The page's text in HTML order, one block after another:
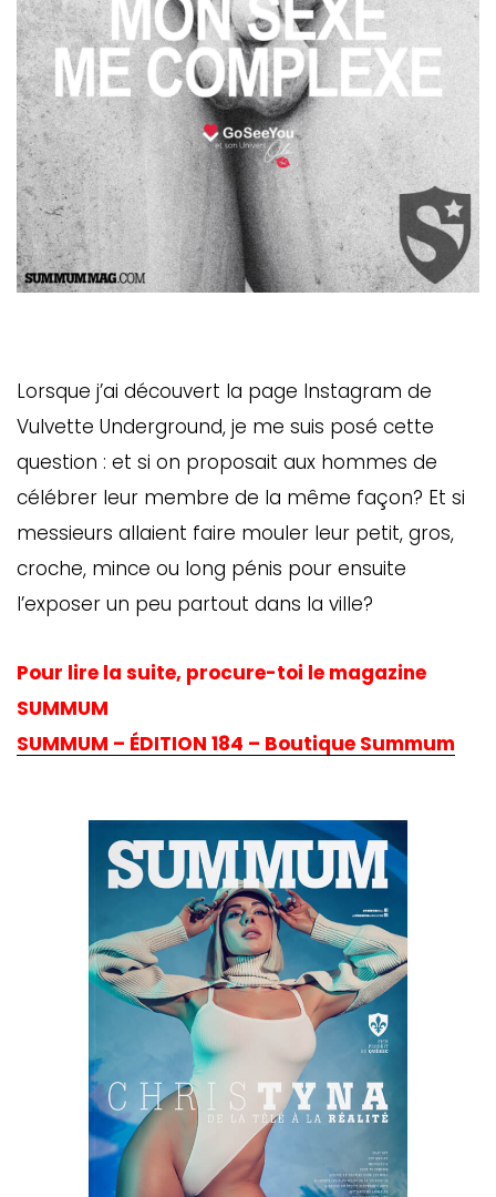
Lorsque j’ai découvert la page Instagram de
Vulvette Underground, je me suis posé cette
question : et si on proposait aux hommes de
célébrer leur membre de la même façon? Et si
messieurs allaient faire mouler leur petit, gros,
croche, mince ou long pénis pour ensuite
l’exposer un peu partout dans la ville?
Pour lire la suite, procure-toi le magazine
SUMMUM
SUMMUM – ÉDITION 184 – Boutique Summum